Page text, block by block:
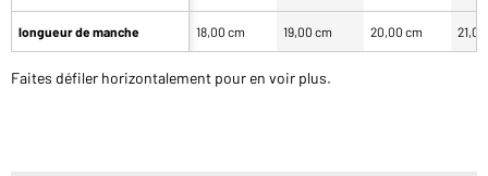
longueur de manche 18,00 cm 19,00 cm 20,00 cm
Faites défiler horizontalement pour en voir plus.